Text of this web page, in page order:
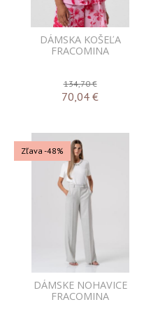
DÁMSKA KOŠEĽA
FRACOMINA
134,70 €
70,04 €
Zľava -48%
DÁMSKE NOHAVICE
FRACOMINA